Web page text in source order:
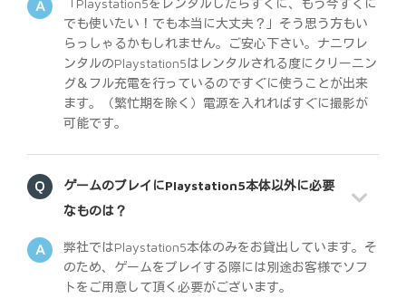
「Playstation5をレンタルしたらすぐに、もう今すぐに
でも使いたい！でも本当に大丈夫？」そう思う方もい
らっしゃるかもしれません。ご安心下さい。ナニワレ
ンタルのPlaystation5はレンタルされる度にクリーニン
グ＆フル充電を行っているのですぐに使うことが出来
ます。（繁忙期を除く）電源を入れればすぐに撮影が
可能です。
ゲームのプレイにPlaystation5本体以外に必要
なものは？
弊社ではPlaystation5本体のみをお貸出しています。そ
のため、ゲームをプレイする際には別途お客様でソフ
トをご用意して頂く必要がございます。